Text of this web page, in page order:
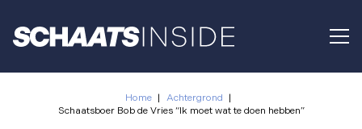
Home | Achtergrond |
Schaatsboer Bob de Vries “Ik moet wat te doen hebben”